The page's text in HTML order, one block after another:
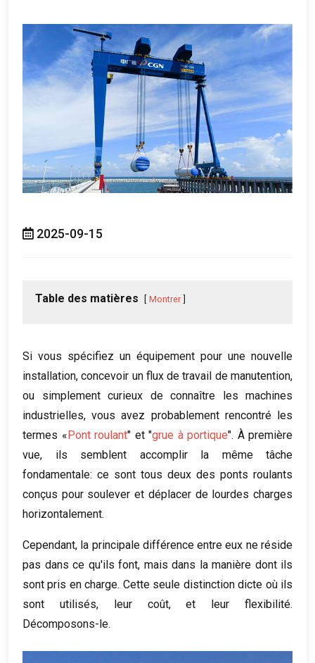
2025-09-15
Table des matières Montrer
Si vous spécifiez un équipement pour une nouvelle
installation, concevoir un flux de travail de manutention,
ou simplement curieux de connaître les machines
industrielles, vous avez probablement rencontré les
termes «Pont roulant" et "grue à portique". À première
vue, ils semblent accomplir la même tâche
fondamentale: ce sont tous deux des ponts roulants
conçus pour soulever et déplacer de lourdes charges
horizontalement.
Cependant, la principale différence entre eux ne réside
pas dans ce qu'ils font, mais dans la manière dont ils
sont pris en charge. Cette seule distinction dicte où ils
sont utilisés, leur coût, et leur flexibilité.
Décomposons-le.